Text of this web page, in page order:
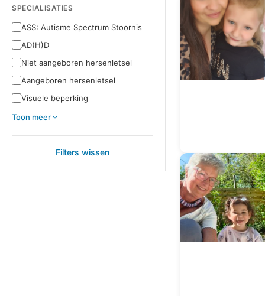
SPECIALISATIES
ASS: Autisme Spectrum Stoornis
AD(H)D
Niet aangeboren hersenletsel
Aangeboren hersenletsel
Visuele beperking
Toon meer
Filters wissen